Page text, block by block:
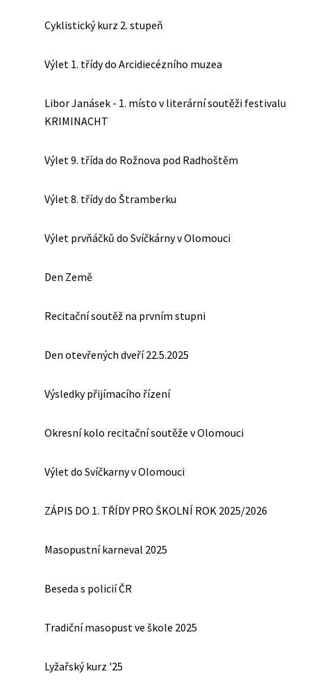
Cyklistický kurz 2. stupeň
Výlet 1. třídy do Arcidiecézního muzea
Libor Janásek - 1. místo v literární soutěži festivalu
KRIMINACHT
Výlet 9. třída do Rožnova pod Radhoštěm
Výlet 8. třídy do Štramberku
Výlet prvňáčků do Svíčkárny v Olomouci
Den Země
Recitační soutěž na prvním stupni
Den otevřených dveří 22.5.2025
Výsledky přijímacího řízení
Okresní kolo recitační soutěže v Olomouci
Výlet do Svíčkarny v Olomouci
ZÁPIS DO 1. TŘÍDY PRO ŠKOLNÍ ROK 2025/2026
Masopustní karneval 2025
Beseda s policií ČR
Tradiční masopust ve škole 2025
Lyžařský kurz '25